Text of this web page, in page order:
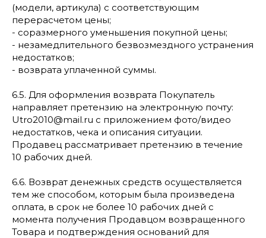
(модели, артикула) с соответствующим
перерасчетом цены;
- соразмерного уменьшения покупной цены;
- незамедлительного безвозмездного устранения
недостатков;
- возврата уплаченной суммы.
6.5. Для оформления возврата Покупатель
направляет претензию на электронную почту:
Utro2010@mail.ru с приложением фото/видео
недостатков, чека и описания ситуации.
Продавец рассматривает претензию в течение
10 рабочих дней.
6.6. Возврат денежных средств осуществляется
тем же способом, которым была произведена
оплата, в срок не более 10 рабочих дней с
момента получения Продавцом возвращенного
Товара и подтверждения оснований для